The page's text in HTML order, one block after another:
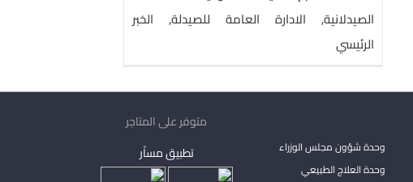
الصيدلانية, الادارة العامة للصيدلة, الخبر
الرئيسي
وحدة شؤون مجلس الوزراء
وحدة العلاج الطبيعي
متوفر على المتاجر
تطبيق مساْر